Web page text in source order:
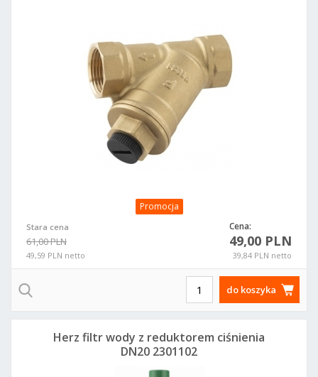
Promocja
Stara cena
61,00 PLN
49,59 PLN netto
Cena:
49,00 PLN
39,84 PLN netto
do koszyka
Herz filtr wody z reduktorem ciśnienia
DN20 2301102